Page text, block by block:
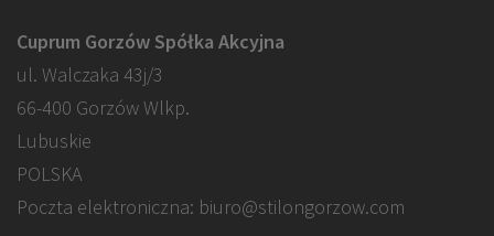
Cuprum Gorzów Spółka Akcyjna
ul. Walczaka 43j/3
66-400 Gorzów Wlkp.
Lubuskie
POLSKA
Poczta elektroniczna: biuro@stilongorzow.com